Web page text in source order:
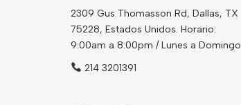
2309 Gus Thomasson Rd, Dallas, TX
75228, Estados Unidos. Horario:
9:00am a 8:00pm / Lunes a Domingo
214 3201391